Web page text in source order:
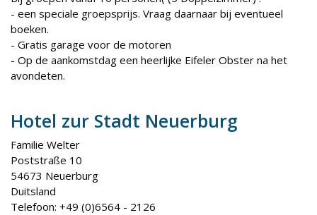
- een speciale groepsprijs. Vraag daarnaar bij eventueel
boeken.
- Gratis garage voor de motoren
- Op de aankomstdag een heerlijke Eifeler Obster na het
avondeten.
Hotel zur Stadt Neuerburg
Familie Welter
Poststraße 10
54673 Neuerburg
Duitsland
Telefoon: +49 (0)6564 - 2126